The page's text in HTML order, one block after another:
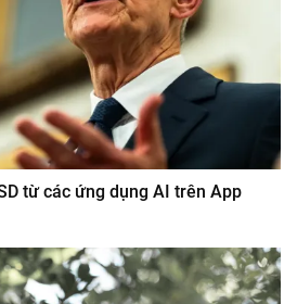
từ các ứng dụng AI trên App